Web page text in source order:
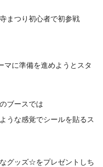
まつり初心者で初参戦
マに準備を進めようとスタ
ブースでは
うな感覚でシールを貼るス
グッズ☆をプレゼントしち